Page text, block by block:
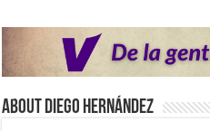
About Diego Hernández